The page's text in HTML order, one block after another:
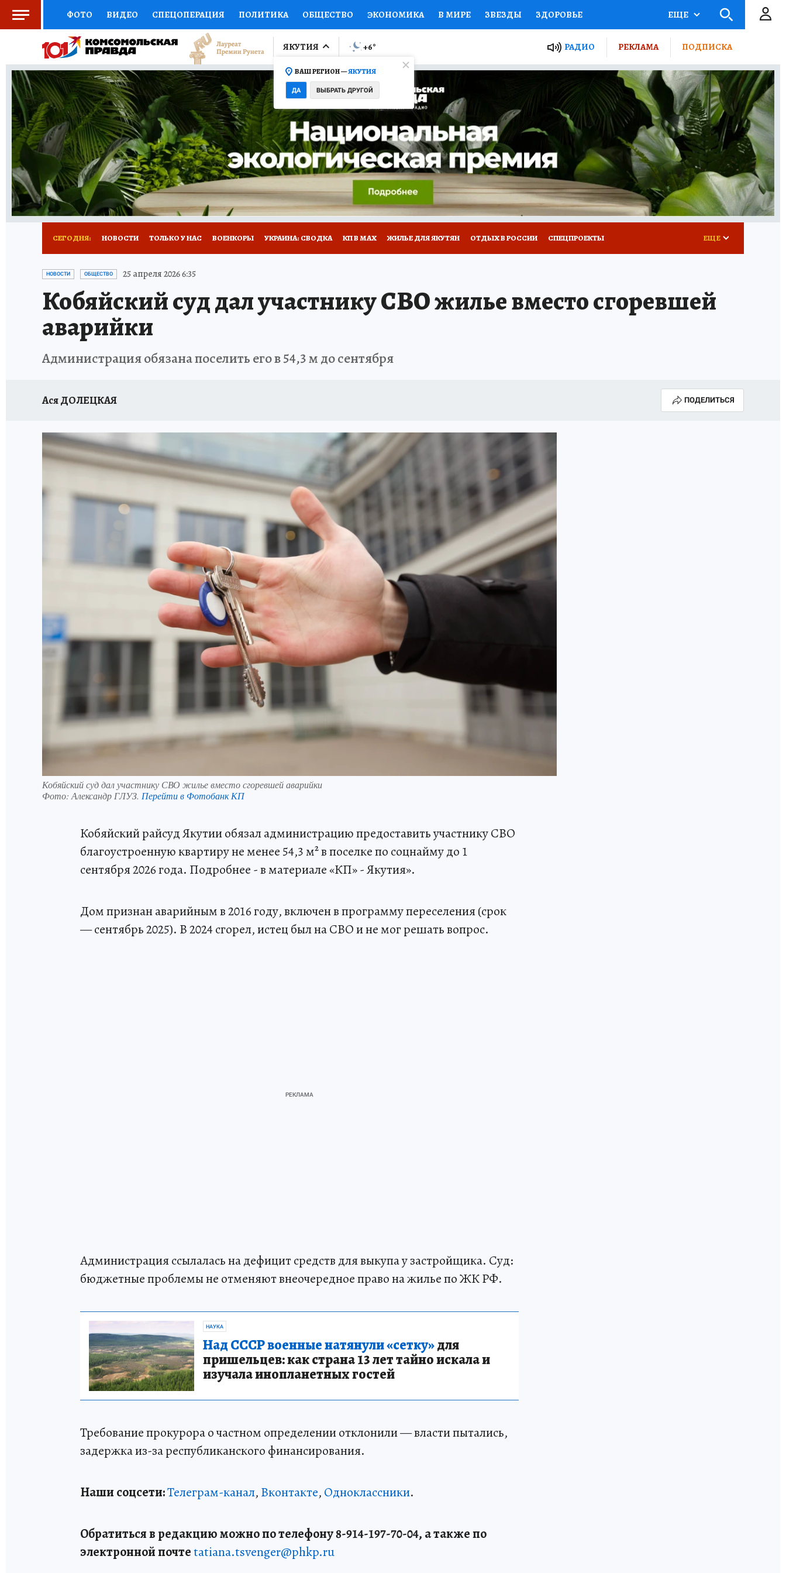
ФОТО ВИДЕО СПЕЦОПЕРАЦИЯ ПОЛИТИКА ОБЩЕСТВО ЭКОНОМИКА В МИРЕ ЗВЕЗДЫ ЗДОРОВЬЕ
СОЦПОДДЕРЖКА НАУКА СПОРТ КОЛУМНИСТЫ ПРОИСШЕСТВИЯ НАЦИОНАЛЬНЫЕ ПРОЕКТЫ РОССИИ
ВЫБОР ЭКСПЕРТОВ ДОКТОР ФИНАНСЫ ОТКРЫВАЕМ МИР Я ЗНАЮ СЕМЬЯ ЖЕНСКИЕ СЕКРЕТЫ ПУТЕВОДИТЕЛЬ
КНИЖНАЯ ПОЛКА ПРОГНОЗЫ НА СПОРТ ПРОМОКОДЫ СЕРИАЛЫ СПЕЦПРОЕКТЫ ДЕФИЦИТ ЖЕЛЕЗА ТУРИЗМ
ПРЕСС-ЦЕНТР НЕДВИЖИМОСТЬ ТЕЛЕВИЗОР КОЛЛЕКЦИИ КОНКУРСЫ РАБОТА У НАС ГИД ПОТРЕБИТЕЛЯ ВСЕ О КП
РАДИО КП РЕКЛАМА ТЕСТЫ НОВОЕ НА САЙТЕ
ЕЩЕ
ЯКУТИЯ
ВАШ РЕГИОН —ЯКУТИЯ
ДА ВЫБРАТЬ ДРУГОЙ
+6° РАДИО РЕКЛАМА ПОДПИСКА
СЕГОДНЯ: НОВОСТИ ТОЛЬКО У НАС ВОЕНКОРЫ УКРАИНА: СВОДКА КП В МАХ ЖИЛЬЕ ДЛЯ ЯКУТЯН ОТДЫХ В РОССИИ СПЕЦПРОЕКТЫ
ЗАПОВЕДНАЯ РОССИЯ ЛЕЧЕНИЕ НОВОСИБИРСК
ЕЩЕ
НОВОСТИ ОБЩЕСТВО 25 апреля 2026 6:35
Кобяйский суд дал участнику СВО жилье вместо сгоревшей
аварийки
Администрация обязана поселить его в 54,3 м до сентября
Ася ДОЛЕЦКАЯ ПОДЕЛИТЬСЯ
Кобяйский суд дал участнику СВО жилье вместо сгоревшей аварийки
Фото: Александр ГЛУЗ. Перейти в Фотобанк КП
Кобяйский райсуд Якутии обязал администрацию предоставить участнику СВО
благоустроенную квартиру не менее 54,3 м² в поселке по соцнайму до 1
сентября 2026 года. Подробнее - в материале «КП» - Якутия».
Дом признан аварийным в 2016 году, включен в программу переселения (срок
— сентябрь 2025). В 2024 сгорел, истец был на СВО и не мог решать вопрос.
Администрация ссылалась на дефицит средств для выкупа у застройщика. Суд:
бюджетные проблемы не отменяют внеочередное право на жилье по ЖК РФ.
НАУКА
Над СССР военные натянули «сетку»для
пришельцев: как страна 13 лет тайно искала и
изучала инопланетных гостей
Требование прокурора о частном определении отклонили — власти пытались,
задержка из-за республиканского финансирования.
Наши соцсети:Телеграм-канал, Вконтакте, Одноклассники.
Обратиться в редакцию можно по телефону 8-914-197-70-04, а также по
электронной почтеtatiana.tsvenger@phkp.ru